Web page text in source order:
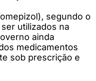
segundo o
utilizados na
ainda
medicamentos
sob prescrição e